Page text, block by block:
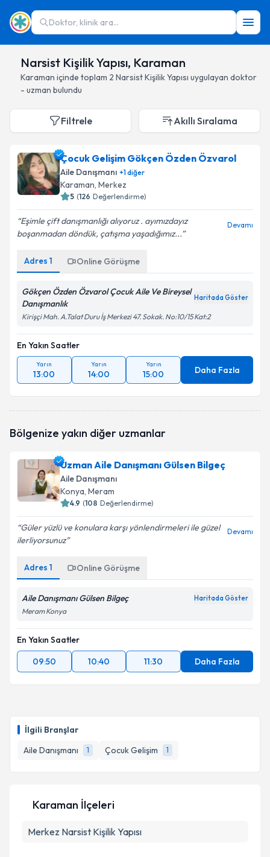
Doktor, klinik ara...
Narsist Kişilik Yapısı, Karaman
Karaman içinde toplam 2 Narsist Kişilik Yapısı uygulayan doktor
- uzman bulundu
İlgili Branşlar
Aile Danışmanı
1 Çocuk Gelişim 1
Filtrele Akıllı Sıralama
Çocuk Gelişim Gökçen Özden Özvarol
Aile Danışmanı +1diğer
Karaman, Merkez
5 (126 Değerlendirme)
Eşimle çift danışmanlığı alıyoruz . ayımızdayız
boşanmadan döndük, çatışma yaşadığımız...
Devamı
Adres 1 Online Görüşme
Gökçen Özden Özvarol Çocuk Aile Ve Bireysel
Danışmanlık
Haritada Göster
Kirişçi Mah. A.Talat Duru İş Merkezi 47. Sokak. No:10/15 Kat:2
En Yakın Saatler
Yarın
13:00
Yarın
14:00
Yarın
15:00 Daha Fazla
Bölgenize yakın diğer uzmanlar
Uzman Aile Danışmanı Gülsen Bilgeç
Aile Danışmanı
Konya, Meram
4.9 (108 Değerlendirme)
Güler yüzlü ve konulara karşı yönlendirmeleri ile güzel
ilerliyorsunuz
Devamı
Adres 1 Online Görüşme
Aile Danışmanı Gülsen Bilgeç Haritada Göster
Meram Konya
En Yakın Saatler
09:50
10:40 11:30 Daha Fazla
Karaman İlçeleri
Merkez Narsist Kişilik Yapısı